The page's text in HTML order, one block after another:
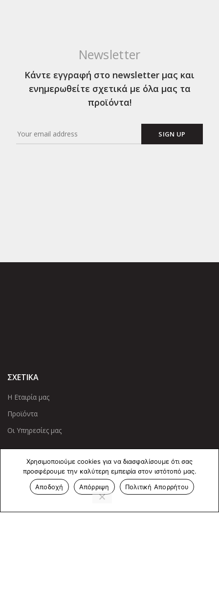
Newsletter
Κάντε εγγραφή στο newsletter μας και
ενημερωθείτε σχετικά με όλα μας τα
προϊόντα!
ΣΧΕΤΙΚΑ
Η Εταιρία μας
Προϊόντα
Οι Υπηρεσίες μας
Πολιτική Απορρήτου
Cookies
Χρησιμοποιούμε cookies για να διασφαλίσουμε ότι σας
προσφέρουμε την καλύτερη εμπειρία στον ιστότοπό μας.
Αποδοχή
Απόρριψη Πολιτική Απορρήτου